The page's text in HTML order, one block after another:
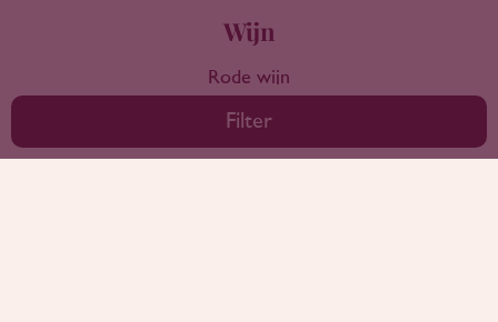
Filter
Wijn
Rode wijn
Witte wijn
Rose wijn